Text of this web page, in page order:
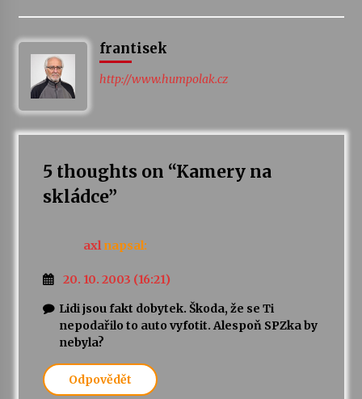
frantisek
http://www.humpolak.cz
5 thoughts on “Kamery na
skládce”
axl napsal:
20. 10. 2003 (16:21)
Lidi jsou fakt dobytek. Škoda, že se Ti
nepodařilo to auto vyfotit. Alespoň SPZka by
nebyla?
Odpovědět